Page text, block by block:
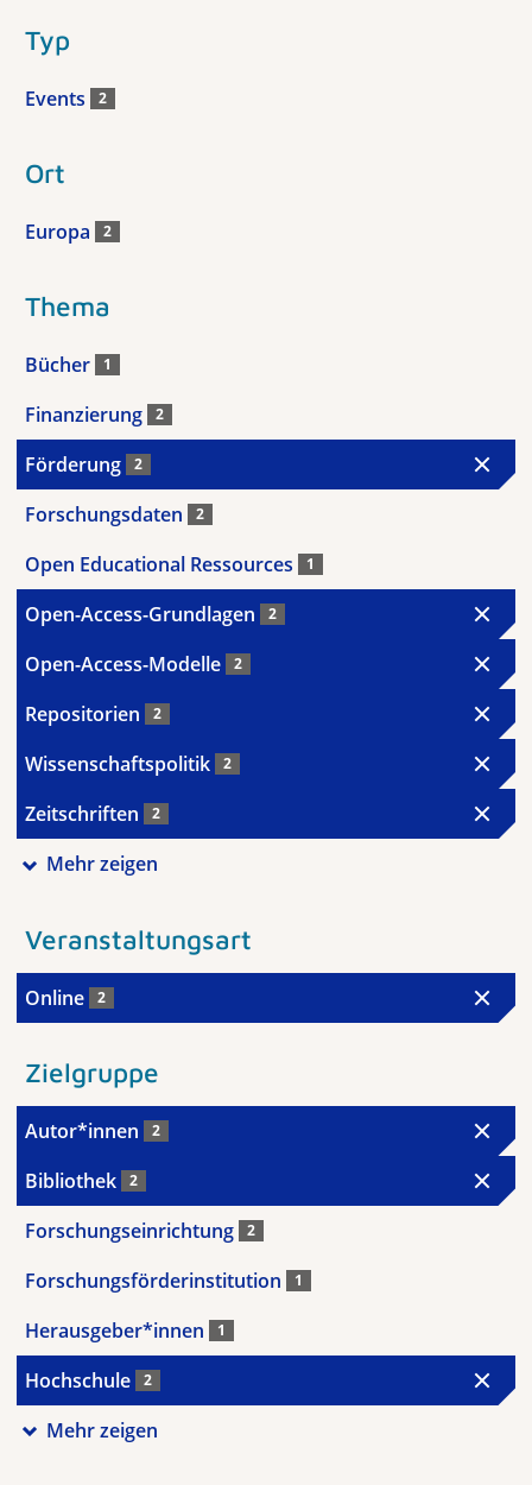
Typ
Events 2
Ort
Europa 2
Thema
Bücher 1
Finanzierung 2
Förderung 2
Forschungsdaten 2
Open Educational Ressources 1
Open-Access-Grundlagen 2
Open-Access-Modelle 2
Repositorien 2
Wissenschaftspolitik 2
Zeitschriften 2
Mehr zeigen
Veranstaltungsart
Online 2
Zielgruppe
Autor*innen 2
Bibliothek 2
Forschungseinrichtung 2
Forschungsförderinstitution 1
Herausgeber*innen 1
Hochschule 2
Mehr zeigen